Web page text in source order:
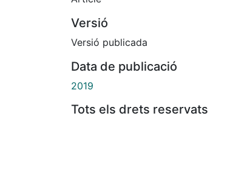
Versió
Versió publicada
Data de publicació
2019
Tots els drets reservats